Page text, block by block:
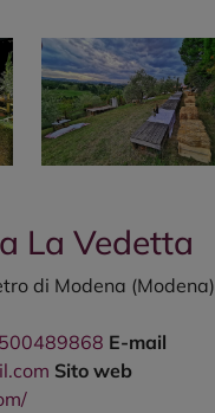
La Vedetta
di Modena (Modena)
E-mail
Sito web